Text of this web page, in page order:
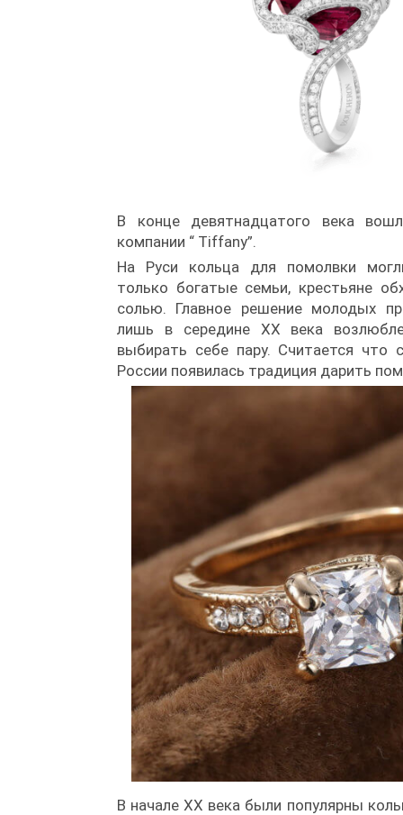
В конце девятнадцатого века
компании “ Tiffany”.
На Руси кольца для помолвки
только богатые семьи, крестьяне
солью. Главное решение молодых
лишь в середине ХХ века
выбирать себе пару. Считается что
России появилась традиция дарить
В начале ХХ века были популярны